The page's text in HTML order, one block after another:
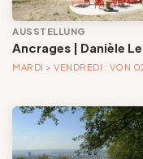
AUSSTELLUNG